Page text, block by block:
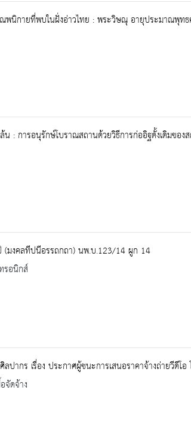
พนิกายที่พบในฝั่งอ่าวไทย : พระวิษณุ อายุประมาณพุท
น : การอนุรักษ์โบราณสถานด้วยวิธีการก่ออิฐดั้งเดิมของ
(มงคลทีปนีอรรถกถา) นพ.บ.123/14 ผูก 14
รอนิกส์
ปากร เรื่อง ประกาศผู้ชนะการเสนอราคาจ้างถ่ายวีดีโอ
จัดจ้าง